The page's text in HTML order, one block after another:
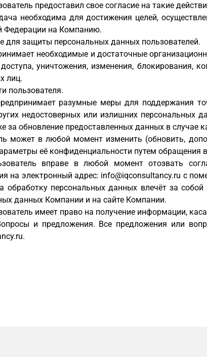
предоставил свое согласие на такие
необходима для достижения целей,
Федерации на Компанию.
защиты персональных данных пользователей.
необходимые и достаточные
уничтожения, изменения, блокирования,
лиц.
пользователя.
разумные меры для поддержания
недостоверных или излишних персональных
за обновление предоставленных данных в случае
может в любой момент изменить (обновить,
её конфиденциальности путем обращения
вправе в любой момент отозвать
на электронный адрес: info@iqconsultancy.ru с
обработку персональных данных влечёт за
данных Компании и на сайте Компании.
имеет право на получение информации,
и предложения. Все предложения или
.